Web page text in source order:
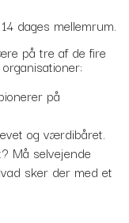
dages mellemrum.
på tre af de fire
på
og værdibåret.
Må selvejende
sker der med et